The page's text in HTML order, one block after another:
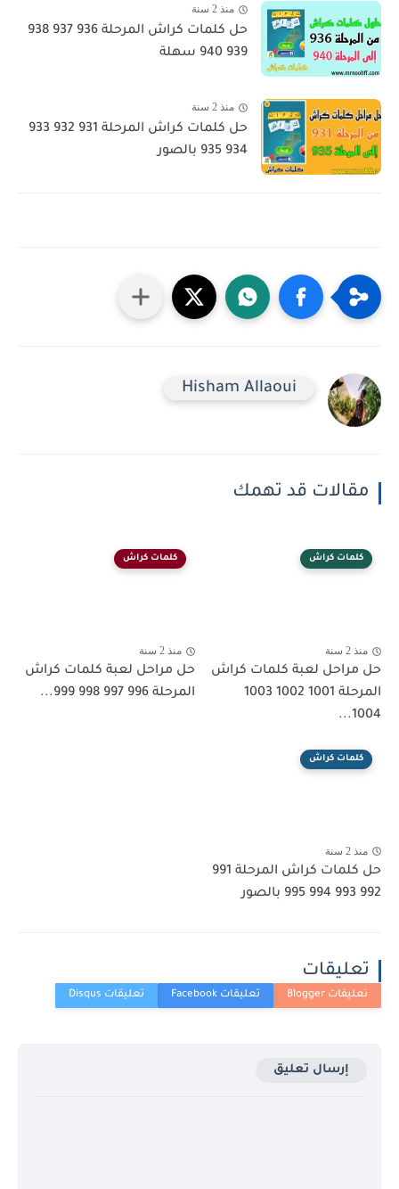
منذ 2 سنة
حل كلمات كراش المرحلة 936 937 938
939 940 سهلة
منذ 2 سنة
حل كلمات كراش المرحلة 931 932 933
934 935 بالصور
Hisham Allaoui
مقالات قد تهمك
كلمات كراش
منذ 2 سنة
حل مراحل لعبة كلمات كراش
المرحلة 1001 1002 1003
1004...
كلمات كراش
منذ 2 سنة
حل مراحل لعبة كلمات كراش
المرحلة 996 997 998 999...
كلمات كراش
منذ 2 سنة
حل كلمات كراش المرحلة 991
992 993 994 995 بالصور
تعليقات
إرسال تعليق